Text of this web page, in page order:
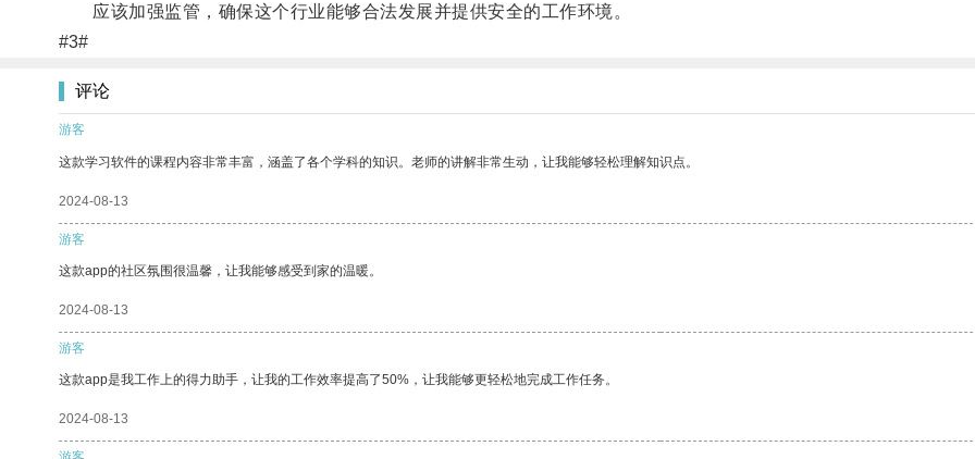
应该加强监管，确保这个行业能够合法发展并提供安全的工作环境。
#3#
评论
游客
这款学习软件的课程内容非常丰富，涵盖了各个学科的知识。老师的讲解非常生动，让我能够轻松理解知识点。
2024-08-13
游客
这款app的社区氛围很温馨，让我能够感受到家的温暖。
2024-08-13
游客
这款app是我工作上的得力助手，让我的工作效率提高了50%，让我能够更轻松地完成工作任务。
2024-08-13